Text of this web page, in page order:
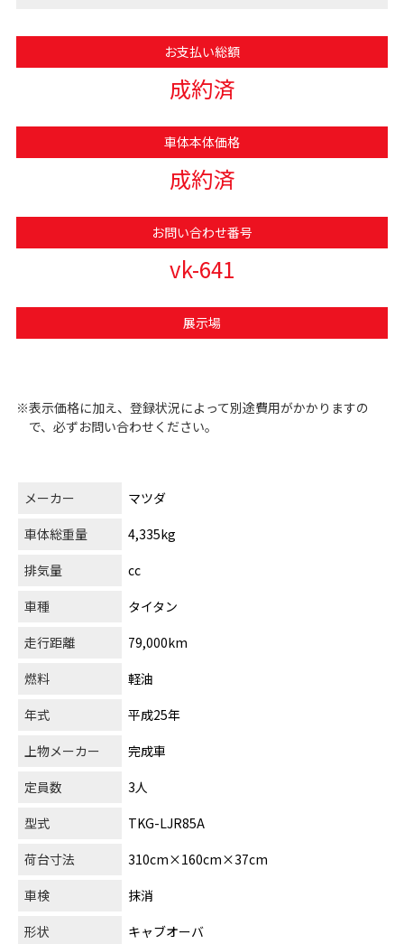
お支払い総額
成約済
車体本体価格
成約済
お問い合わせ番号
vk-641
展示場
※表示価格に加え、登録状況によって別途費用がかかりますの
で、必ずお問い合わせください。
メーカー
マツダ
車体総重量
4,335kg
排気量
cc
車種
タイタン
走行距離
79,000km
燃料
軽油
年式
平成25年
上物メーカー
完成車
定員数
3人
型式
TKG-LJR85A
荷台寸法
310cm×160cm×37cm
車検
抹消
形状
キャブオーバ